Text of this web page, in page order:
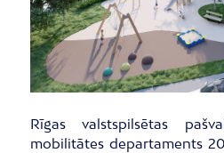
Rīgas valstspilsētas
mobilitātes departaments